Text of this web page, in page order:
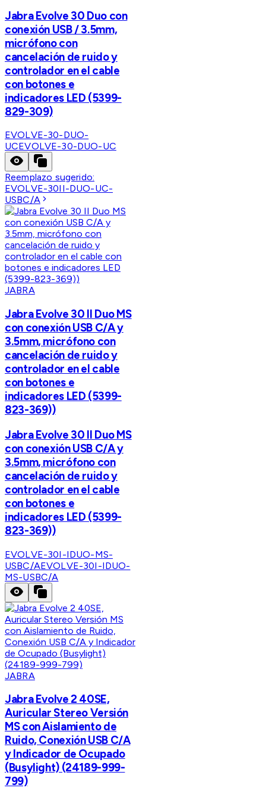
Jabra Evolve 30 Duo con
conexión USB / 3.5mm,
micrófono con
cancelación de ruido y
controlador en el cable
con botones e
indicadores LED (5399-
829-309)
EVOLVE-30-DUO-
UCEVOLVE-30-DUO-UC
Reemplazo sugerido:
EVOLVE-30II-DUO-UC-
USBC/A
JABRA
Jabra Evolve 30 II Duo MS
con conexión USB C/A y
3.5mm, micrófono con
cancelación de ruido y
controlador en el cable
con botones e
indicadores LED (5399-
823-369))
Jabra Evolve 30 II Duo MS
con conexión USB C/A y
3.5mm, micrófono con
cancelación de ruido y
controlador en el cable
con botones e
indicadores LED (5399-
823-369))
EVOLVE-30I-IDUO-MS-
USBC/AEVOLVE-30I-IDUO-
MS-USBC/A
JABRA
Jabra Evolve 2 40SE,
Auricular Stereo Versión
MS con Aislamiento de
Ruido, Conexión USB C/A
y Indicador de Ocupado
(Busylight) (24189-999-
799)